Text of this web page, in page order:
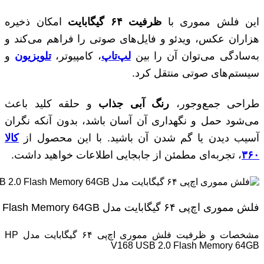
این فلش مموری با ظرفیت ۶۴ گیگابایت
امکان ذخیره
هزاران عکس، ویدئو و فایل‌های صوتی را فراهم می‌کند و
به‌سادگی می‌توان آن را بینلپ‌تاپ، کامپیوتر،تلویزیون و
سیستم‌های صوتی منتقل کرد.
طراحی جمع‌وجور، رنگ آبی جذاب و حلقه کلید باعث
می‌شود حمل و نگهداری آن آسان باشد، بدون آنکه نگران
آسیب دیدن یا گم شدن آن باشید. با این محصول ازکالا
۳۶۰، تجربه‌ای مطمئن از جابجایی اطلاعات خواهید داشت.
فلش مموری اچ‌پی ۶۴ گیگابایت مدل HP V168 USB 2.0 Flash Memory 64GB
مشخصات و ظرفیت فلش مموری اچ‌پی ۶۴ گیگابایت مدل HP
V168 USB 2.0 Flash Memory 64GB